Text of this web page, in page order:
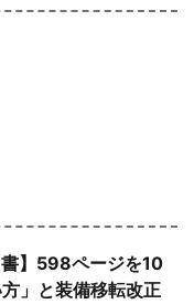
書】598ページを10
」と装備移転改正